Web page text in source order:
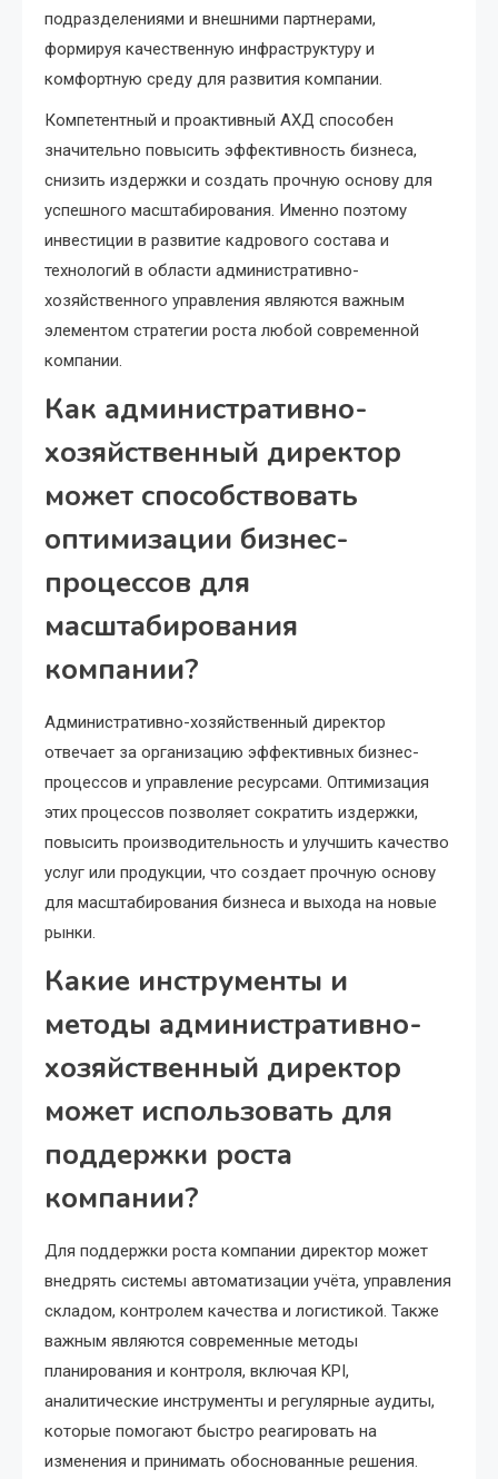
подразделениями и внешними партнерами,
формируя качественную инфраструктуру и
комфортную среду для развития компании.
Компетентный и проактивный АХД способен
значительно повысить эффективность бизнеса,
снизить издержки и создать прочную основу для
успешного масштабирования. Именно поэтому
инвестиции в развитие кадрового состава и
технологий в области административно-
хозяйственного управления являются важным
элементом стратегии роста любой современной
компании.
Как административно-
хозяйственный директор
может способствовать
оптимизации бизнес-
процессов для
масштабирования
компании?
Административно-хозяйственный директор
отвечает за организацию эффективных бизнес-
процессов и управление ресурсами. Оптимизация
этих процессов позволяет сократить издержки,
повысить производительность и улучшить качество
услуг или продукции, что создает прочную основу
для масштабирования бизнеса и выхода на новые
рынки.
Какие инструменты и
методы административно-
хозяйственный директор
может использовать для
поддержки роста
компании?
Для поддержки роста компании директор может
внедрять системы автоматизации учёта, управления
складом, контролем качества и логистикой. Также
важным являются современные методы
планирования и контроля, включая KPI,
аналитические инструменты и регулярные аудиты,
которые помогают быстро реагировать на
изменения и принимать обоснованные решения.